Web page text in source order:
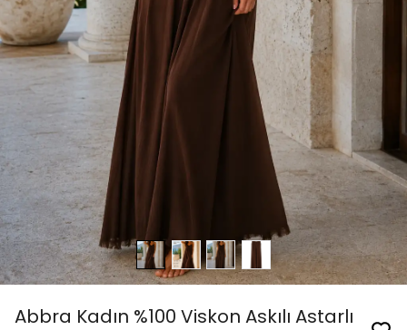
Abbra Kadın %100 Viskon Askılı Astarlı